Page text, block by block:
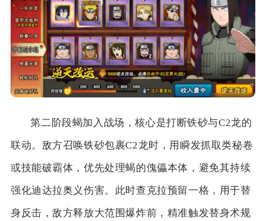
第二阶段蝎加入战场，核心是打断铁砂与C2龙的
联动。敌方召唤铁砂包裹C2龙时，用瞬发抓取类秘卷
或技能破霸体，优先处理蝎的傀儡本体，避免其持续
强化迪达拉奥义伤害。此时查克拉预留一格，用于替
身反击，敌方释放大范围爆炸前，精准触发替身术规